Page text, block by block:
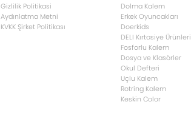
Gizlilik Politikasi
Aydınlatma Metni
KVKK Şirket Politikası
Dolma Kalem
Erkek Oyuncakları
Doerkids
DELI Kırtasiye Ürünleri
Fosforlu Kalem
Dosya ve Klasörler
Okul Defteri
Uçlu Kalem
Rotring Kalem
Keskin Color